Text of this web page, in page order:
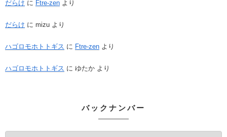
だらけ に Ftre-zen より
だらけ に mizu より
ハゴロモホトトギス に Ftre-zen より
ハゴロモホトトギス に ゆたか より
バックナンバー